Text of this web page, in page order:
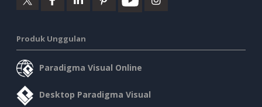
Produk Unggulan
Paradigma Visual Online
Desktop Paradigma Visual